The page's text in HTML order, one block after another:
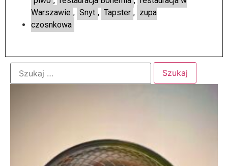
Warszawie , Snyt , Tapster , zupa
czosnkowa